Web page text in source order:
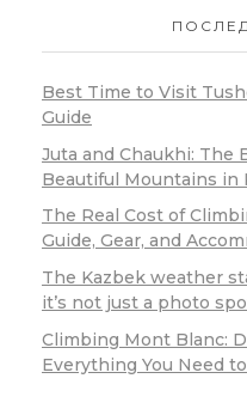
Best Time to Visit
Guide
Juta and Chaukhi: The
Beautiful Mountains in
The Real Cost of
Guide, Gear, and
The Kazbek weather
it’s not just a photo
Climbing Mont Blanc:
Everything You Need